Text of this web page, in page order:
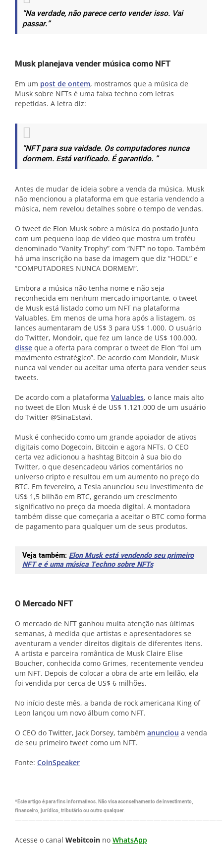
“Na verdade, não parece certo vender isso. Vai
passar.”
Musk planejava vender música como NFT
Em um post de ontem, mostramos que a música de
Musk sobre NFTs é uma faixa techno com letras
repetidas. A letra diz:
“NFT para sua vaidade. Os computadores nunca
dormem. Está verificado. É garantido. ”
Antes de mudar de ideia sobre a venda da música, Musk
não mencionou a plataforma em que estaria vendendo a
música, nem revelou detalhes sobre o tempo de vendas.
O tweet de Elon Musk sobre a música do postado junto
com um pequeno loop de vídeo que mostra um troféu
denominado “Vanity Trophy” com “NFT” no topo. Também
há uma inscrição na base da imagem que diz “HODL” e
“COMPUTADORES NUNCA DORMEM”.
Embora a música não tenha nome e não seja
reconhecida em nenhum mercado importante, o tweet
de Musk está listado como um NFT na plataforma
Valuables. Em menos de uma hora após a listagem, os
lances aumentaram de US$ 3 para US$ 1.000. O usuário
do Twitter, Mondoir, que fez um lance de US$ 100.000,
disse que a oferta para comprar o tweet de Elon “foi um
movimento estratégico”. De acordo com Mondoir, Musk
nunca vai vender ou aceitar uma oferta para vender seus
tweets.
De acordo com a plataforma Valuables, o lance mais alto
no tweet de Elon Musk é de US$ 1.121.000 de um usuário
do Twitter @SinaEstavi.
Musk é conhecido como um grande apoiador de ativos
digitais como Dogecoin, Bitcoin e agora NFTs. O CEO
certa vez adicionou a hashtag Bitcoin à sua bio do
Twitter, o que desencadeou vários comentários no
universo cripto e resultou em um aumento no preço do
BTC. Em fevereiro, a Tesla anunciou seu investimento de
US$ 1,5 bilhão em BTC, gerando um crescimento
significativo no preço da moeda digital. A montadora
também disse que começaria a aceitar o BTC como forma
de pagamento para qualquer um de seus produtos.
Veja também: Elon Musk está vendendo seu primeiro
NFT e é uma música Techno sobre NFTs
O Mercado NFT
O mercado de NFT ganhou muita atenção nas últimas
semanas, à medida que artistas e apresentadores se
aventuram a vender direitos digitais de diferentes itens.
A artista e parceira romântica de Musk Claire Elise
Boucher, conhecida como Grimes, recentemente vendeu
um NFT. Depois de colocar a obra de arte em leilão, ela
foi vendida por cerca de US$ 6 milhões.
No início deste mês, a banda de rock americana King of
Leon lançou um novo álbum como NFT.
O CEO do Twitter, Jack Dorsey, também anunciou a venda
de seu primeiro tweet como um NFT.
Fonte: CoinSpeaker
*Este artigo é para fins informativos. Não visa aconselhamento de investimento,
financeiro, jurídico, tributário ou outro qualquer.
Acesse o canal Webitcoin no WhatsApp